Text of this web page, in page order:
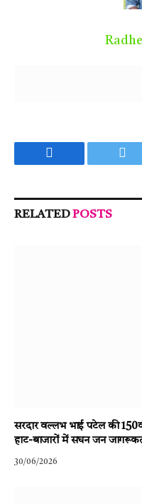
Facebook
RELATEDPOSTS
सरदार वल्लभ भाई पटेल की
हाट-बाजारों में सघन जन
30/06/2026